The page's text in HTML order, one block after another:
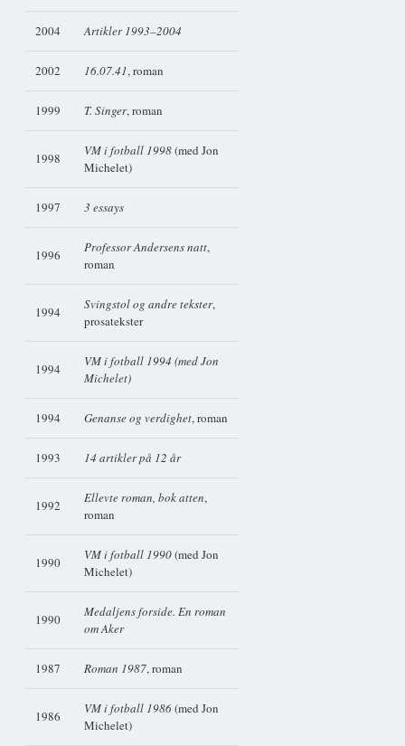
2004 Artikler 1993–2004
2002 16.07.41, roman
1999 T. Singer, roman
1998 VM i fotball 1998(med Jon
Michelet)
1997 3 essays
1996 Professor Andersens natt,
roman
1994 Svingstol og andre tekster,
prosatekster
1994
VM i fotball 1994 (med Jon
Michelet)
1994 Genanse og verdighet, roman
1993 14 artikler på 12 år
1992 Ellevte roman, bok atten,
roman
1990 VM i fotball 1990(med Jon
Michelet)
1990
Medaljens forside. En roman
om Aker
1987 Roman 1987, roman
1986 VM i fotball 1986(med Jon
Michelet)